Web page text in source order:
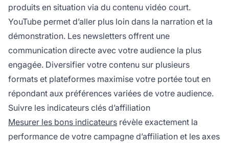
produits en situation via du contenu vidéo court.
YouTube permet d’aller plus loin dans la narration et la
démonstration. Les newsletters offrent une
communication directe avec votre audience la plus
engagée. Diversifier votre contenu sur plusieurs
formats et plateformes maximise votre portée tout en
répondant aux préférences variées de votre audience.
Suivre les indicateurs clés d’affiliation
Mesurer les bons indicateurs révèle exactement la
performance de votre campagne d’affiliation et les axes